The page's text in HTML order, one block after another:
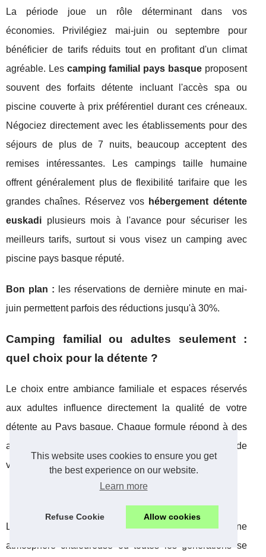
This website uses cookies to ensure you get
the best experience on our website.
Learn more
Refuse Cookie Allow cookies
La période joue un rôle déterminant dans vos
économies. Privilégiez mai-juin ou septembre pour
bénéficier de tarifs réduits tout en profitant d'un climat
agréable. Les camping familial pays basqueproposent
souvent des forfaits détente incluant l'accès spa ou
piscine couverte à prix préférentiel durant ces créneaux.
Négociez directement avec les établissements pour des
séjours de plus de 7 nuits, beaucoup acceptent des
remises intéressantes. Les campings taille humaine
offrent généralement plus de flexibilité tarifaire que les
grandes chaînes. Réservez vos hébergement détente
euskadi plusieurs mois à l'avance pour sécuriser les
meilleurs tarifs, surtout si vous visez un camping avec
piscine pays basque réputé.
Bon plan : les réservations de dernière minute en mai-
juin permettent parfois des réductions jusqu'à 30%.
Camping familial ou adultes seulement :
quel choix pour la détente ?
Le choix entre ambiance familiale et espaces réservés
aux adultes influence directement la qualité de votre
détente au Pays basque. Chaque formule répond à des
attentes spécifiques selon votre profil et vos priorités de
vacances.
Les camping familial pays basqueprivilégient une
atmosphère chaleureuse où toutes les générations se